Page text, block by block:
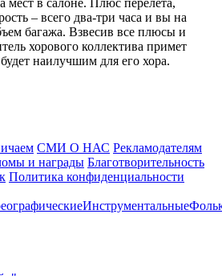
мест в салоне. Плюс перелета,
– всего два-три часа и вы на
багажа. Взвесив все плюсы и
хорового коллектива примет
наилучшим для его хора.
СМИ О НАС Рекламодателям
и награды Благотворительность
Политика конфиденциальности
Инструментальные